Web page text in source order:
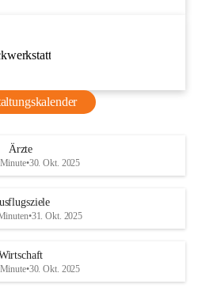
Ärzte
•30. Okt. 2025
•31. Okt. 2025
•30. Okt. 2025